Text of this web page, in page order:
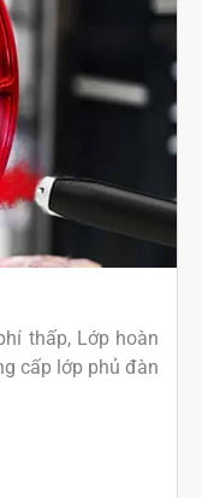
thấp, Lớp hoàn
cấp lớp phủ đàn